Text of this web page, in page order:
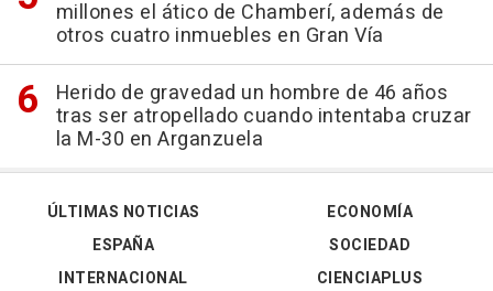
millones el ático de Chamberí, además de
otros cuatro inmuebles en Gran Vía
Herido de gravedad un hombre de 46 años
tras ser atropellado cuando intentaba cruzar
la M-30 en Arganzuela
ÚLTIMAS NOTICIAS
ESPAÑA
INTERNACIONAL
ECONOMÍA
SOCIEDAD
CIENCIAPLUS